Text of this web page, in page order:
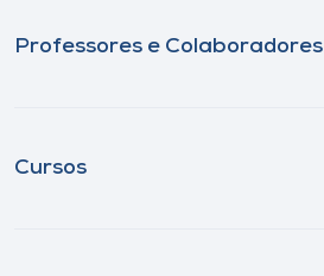
Professores e Colaboradores
Cursos